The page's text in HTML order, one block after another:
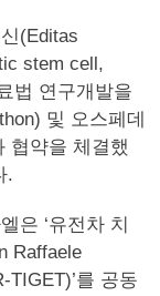
(Editas
stem cell,
법 연구개발을
및 오스페데
협약을 체결했
.
은 ‘유전차 치
Raffaele
TIGET)’를 공동